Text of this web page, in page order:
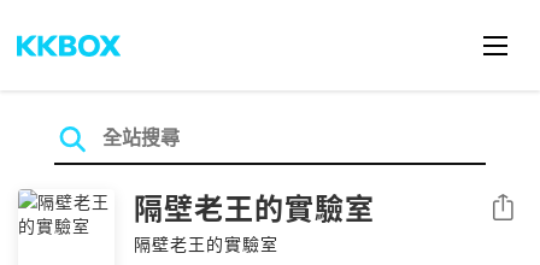
隔壁老王的實驗室
隔壁老王的實驗室
分享